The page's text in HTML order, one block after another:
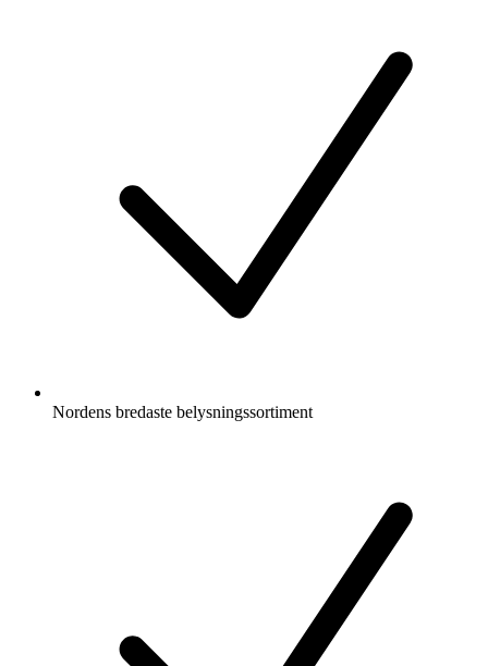
Nordens bredaste belysningssortiment